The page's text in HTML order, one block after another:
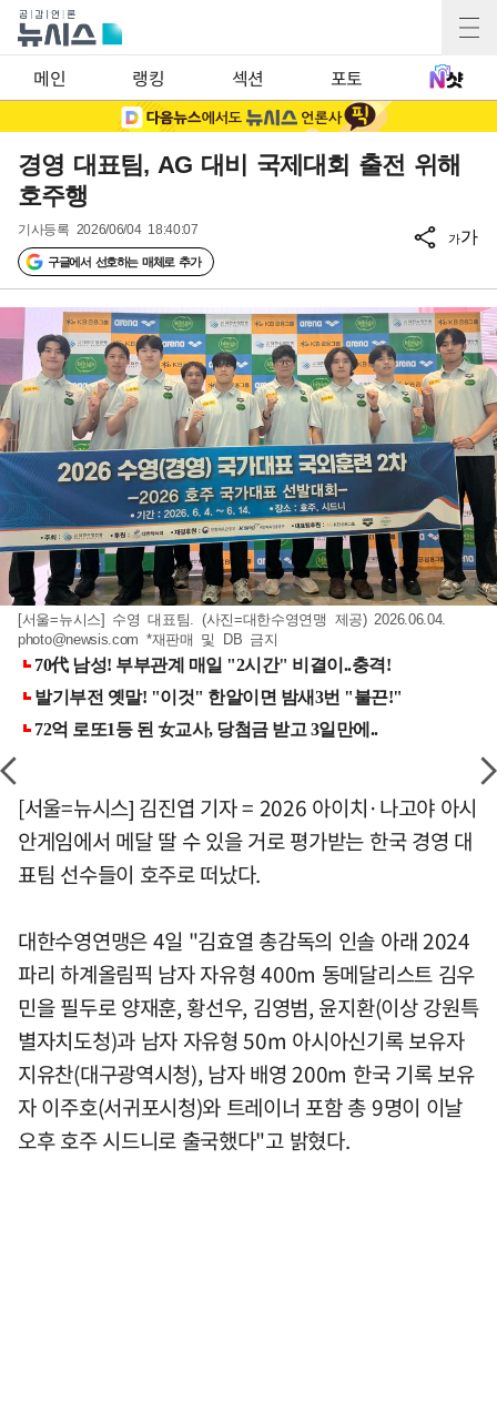
메인 랭킹 섹션 포토
경영 대표팀, AG 대비 국제대회 출전 위해
호주행
기사등록 2026/06/04 18:40:07
구글에서 선호하는 매체로 추가
가가
[서울=뉴시스] 수영 대표팀. (사진=대한수영연맹 제공) 2026.06.04.
photo@newsis.com *재판매 및 DB 금지
[서울=뉴시스] 김진엽 기자 = 2026 아이치·나고야 아시
안게임에서 메달 딸 수 있을 거로 평가받는 한국 경영 대
표팀 선수들이 호주로 떠났다.
대한수영연맹은 4일 "김효열 총감독의 인솔 아래 2024
파리 하계올림픽 남자 자유형 400m 동메달리스트 김우
민을 필두로 양재훈, 황선우, 김영범, 윤지환(이상 강원특
별자치도청)과 남자 자유형 50m 아시아신기록 보유자
지유찬(대구광역시청), 남자 배영 200m 한국 기록 보유
자 이주호(서귀포시청)와 트레이너 포함 총 9명이 이날
오후 호주 시드니로 출국했다"고 밝혔다.